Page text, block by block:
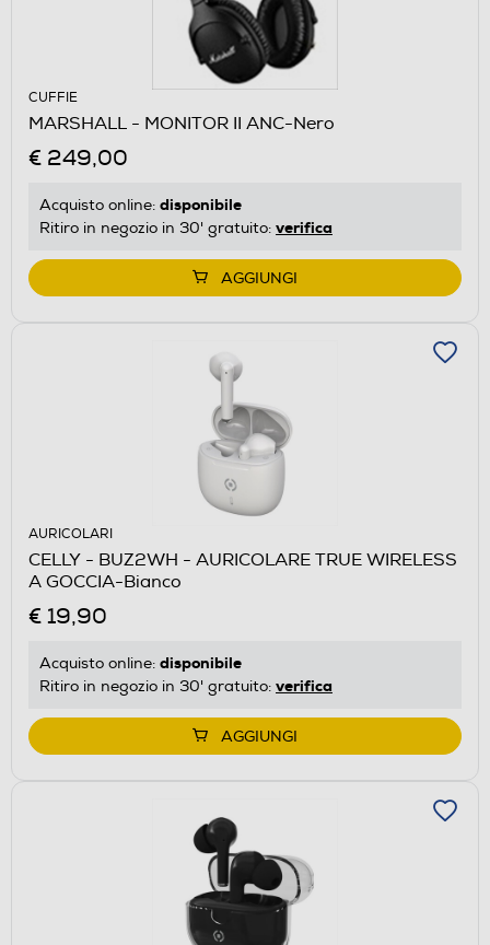
CUFFIE
MARSHALL - MONITOR II ANC-Nero
€ 249,00
Acquisto online: disponibile
Ritiro in negozio in 30' gratuito: verifica
AGGIUNGI
AURICOLARI
CELLY - BUZ2WH - AURICOLARE TRUE WIRELESS
A GOCCIA-Bianco
€ 19,90
Acquisto online: disponibile
Ritiro in negozio in 30' gratuito: verifica
AGGIUNGI